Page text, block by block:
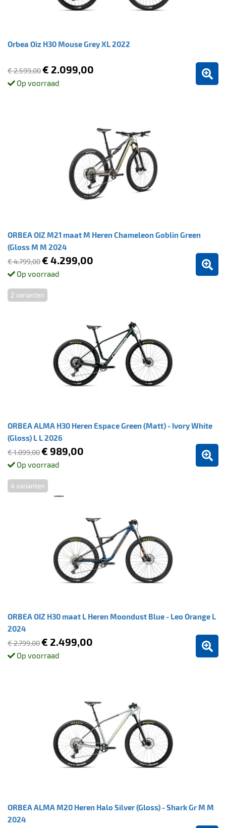
Orbea Oiz H30 Mouse Grey XL 2022
€ 2.599,00€ 2.099,00
Op voorraad
ORBEA OIZ M21 maat M Heren Chameleon Goblin Green
(Gloss M M 2024
€ 4.799,00€ 4.299,00
Op voorraad
ORBEA ALMA H30 Heren Espace Green (Matt) - Ivory White
(Gloss) L L 2026
2 varianten
€ 1.099,00€ 989,00
Op voorraad
ORBEA OIZ H30 maat L Heren Moondust Blue - Leo Orange L
2024
4 varianten
€ 2.799,00€ 2.499,00
Op voorraad
ORBEA ALMA M20 Heren Halo Silver (Gloss) - Shark Gr M M
2024